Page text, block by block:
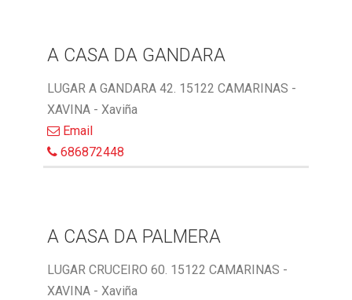
A CASA DA GANDARA
LUGAR A GANDARA 42. 15122 CAMARINAS -
XAVINA - Xaviña
Email
686872448
A CASA DA PALMERA
LUGAR CRUCEIRO 60. 15122 CAMARINAS -
XAVINA - Xaviña